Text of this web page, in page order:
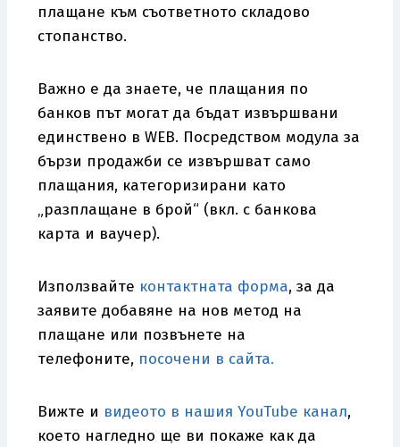
плащане към съответното складово
стопанство.
Важно е да знаете, че плащания по
банков път могат да бъдат извършвани
единствено в WEB. Посредством модула за
бързи продажби се извършват само
плащания, категоризирани като
„разплащане в брой“ (вкл. с банкова
карта и ваучер).
Използвайте контактната форма, за да
заявите добавяне на нов метод на
плащане или позвънете на
телефоните, посочени в сайта.
Вижте и видеото в нашия YouTube канал,
което нагледно ще ви покаже как да